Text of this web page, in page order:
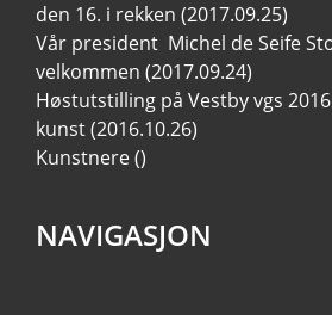
den 16. i rekken (2017.09.25)
Vår president Michel de Seife
velkommen (2017.09.24)
Høstutstilling på Vestby vgs
kunst(2016.10.26)
Kunstnere()
NAVIGASJON